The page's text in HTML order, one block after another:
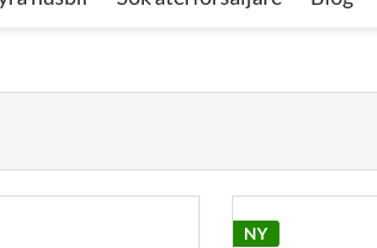
NY